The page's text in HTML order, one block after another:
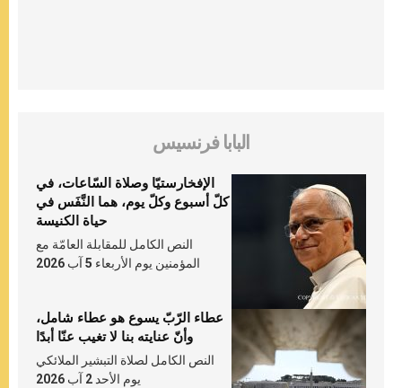
البابا فرنسيس
الإفخارستيّا وصلاة السّاعات، في
كلّ أسبوع وكلّ يوم، هما النَّفَس في
حياة الكنيسة
النص الكامل للمقابلة العامّة مع
المؤمنين يوم الأربعاء 5 آب 2026
عطاء الرّبّ يسوع هو عطاء شامل،
وأنّ عنايته بنا لا تغيب عنّا أبدًا
النص الكامل لصلاة التبشير الملائكي
يوم الأحد 2 آب 2026